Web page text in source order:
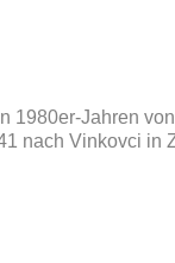
1980er-Jahren
nach Vinkovci in